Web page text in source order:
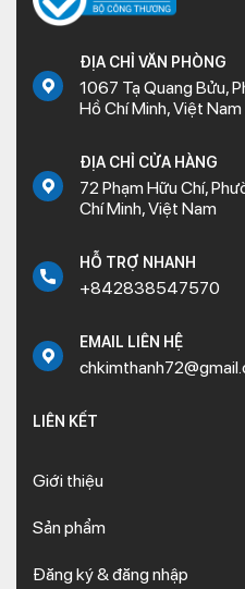
ĐỊA CHỈ VĂN PHÒNG
1067 Tạ Quang Bửu,
Hồ Chí Minh, Việt Nam
ĐỊA CHỈ CỬA HÀNG
72 Phạm Hữu Chí,
Chí Minh, Việt Nam
HỖ TRỢ NHANH
+842838547570
EMAIL LIÊN HỆ
LIÊN KẾT
Giới thiệu
Sản phẩm
Đăng ký & đăng nhập